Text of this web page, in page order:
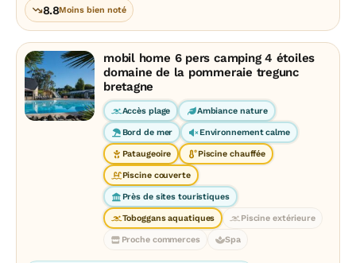
8.8Moins bien noté
mobil home 6 pers camping 4 étoiles
domaine de la pommeraie tregunc
bretagne
Accès plage Ambiance nature
Bord de mer Environnement calme
Pataugeoire Piscine chauffée
Piscine couverte
Près de sites touristiques
Toboggans aquatiques Piscine extérieure
Proche commerces Spa